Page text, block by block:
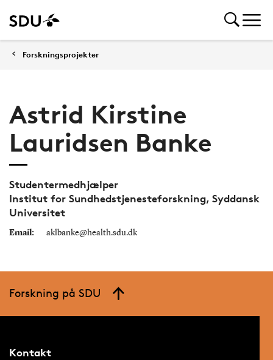
Forskningsprojekter
Astrid Kirstine
Lauridsen Banke
Studentermedhjælper
Institut for Sundhedstjenesteforskning, Syddansk
Universitet
Email: aklbanke@health.sdu.dk
Forskning på SDU
Kontakt